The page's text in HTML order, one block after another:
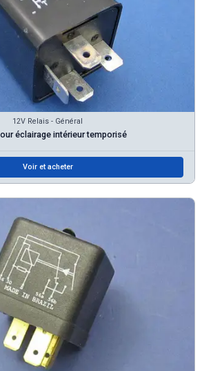
12V Relais - Général
éclairage intérieur temporisé
Voir et acheter